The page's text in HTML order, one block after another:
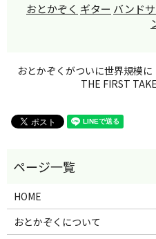
おとかぞく ギター バンド
おとかぞくがついに世界規模に
THE FIRST
HOME
おとかぞくについて